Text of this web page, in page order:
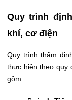
Quy trình
khí, cơ điện
Quy trình thẩm
thực hiện theo quy
gồm